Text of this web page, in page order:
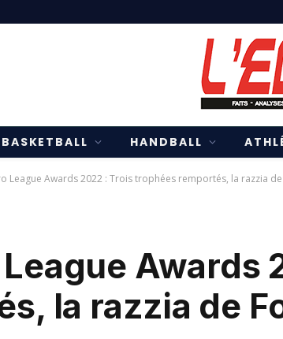
BASKETBALL HANDBALL
League Awards 2022 : Trois trophées remportés, la razzia
League Awards
la razzia de